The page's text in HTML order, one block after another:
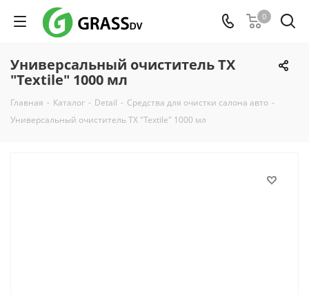
0
Универсальный очиститель TX
"Textile" 1000 мл
Главная - Каталог - Detail - Средства для очистки салона авто -
Универсальный очиститель TX "Textile" 1000 мл